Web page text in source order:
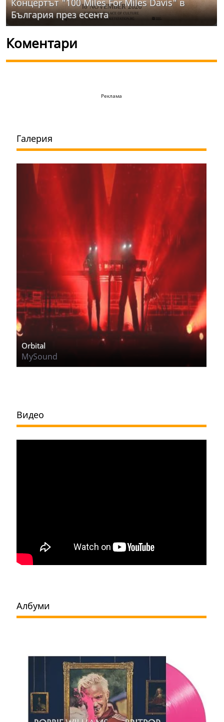
Концертът "100 Miles For Miles Davis" в
България през есента
Коментари
Реклама
Галерия
Orbital
MySound
Видео
Албуми